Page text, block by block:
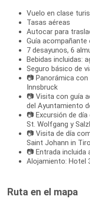
Vuelo en clase
Tasas aéreas
Autocar para
Guía
7 desayunos, 6
Bebidas incluidas:
Seguro básico de
📷 Panorámica con
Innsbruck
📷 Visita con guía
del Ayuntamiento
📷 Excursión de
St. Wolfgang y
📷 Visita de día
Saint Johann in
📷 Entrada incluida
Alojamiento: Hotel
Ruta en el mapa